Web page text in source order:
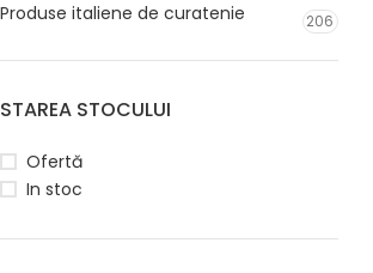
Produse italiene de curatenie 206
STAREA STOCULUI
Ofertă
In stoc